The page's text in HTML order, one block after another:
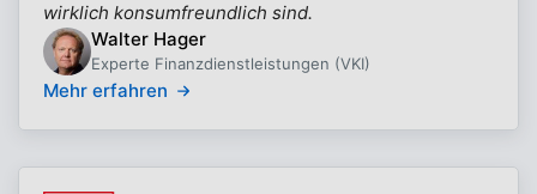
wirklich konsumfreundlich sind.
Walter Hager
Experte Finanzdienstleistungen (VKI)
Mehr erfahren